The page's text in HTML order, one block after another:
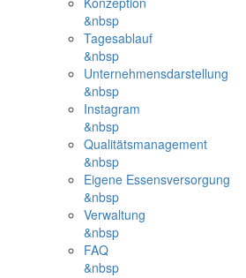
&nbsp
Tagesablauf
&nbsp
Unternehmensdarstellung
&nbsp
Instagram
&nbsp
Qualitätsmanagement
&nbsp
Eigene Essensversorgung
&nbsp
Verwaltung
&nbsp
FAQ
&nbsp